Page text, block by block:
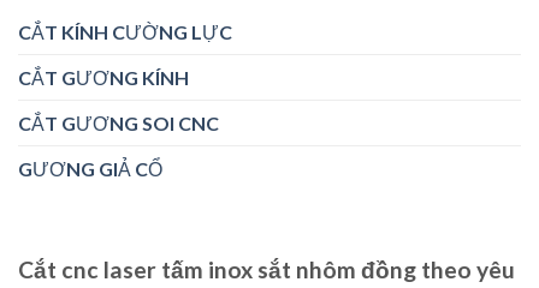
Cắt cnc laser tấm inox sắt nhôm đồng theo yêu
CẮT KÍNH CƯỜNG LỰC
CẮT GƯƠNG KÍNH
CẮT GƯƠNG SOI CNC
GƯƠNG GIẢ CỔ